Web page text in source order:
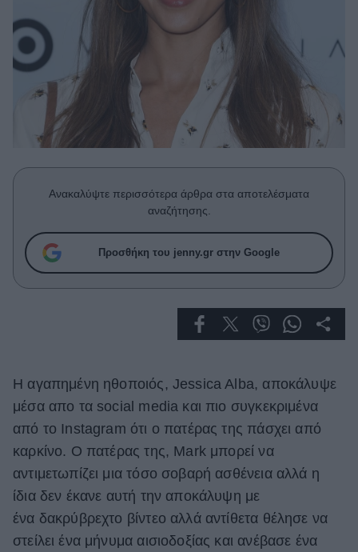
Woman Power
Parenting
Working Girl
Real Women
Πρόσωπα
Celebrities
True Stories
Ask the Guru
Success Stories
Living
Deco
Cooking
Αφιερώματα
Ανακαλύψτε περισσότερα άρθρα στα αποτελέσματα
αναζήτησης.
Προσθήκη του jenny.gr στην Google
Η αγαπημένη ηθοποιός, Jessica Alba, αποκάλυψε
μέσα απο τα social media και πιο συγκεκριμένα
από το Instagram ότι ο πατέρας της πάσχει από
καρκίνο. Ο πατέρας της, Mark μπορεί να
αντιμετωπίζει μια τόσο σοβαρή ασθένεια αλλά η
ίδια δεν έκανε αυτή την αποκάλυψη με
ένα δακρύβρεχτο βίντεο αλλά αντίθετα θέλησε να
στείλει ένα μήνυμα αισιοδοξίας και ανέβασε ένα